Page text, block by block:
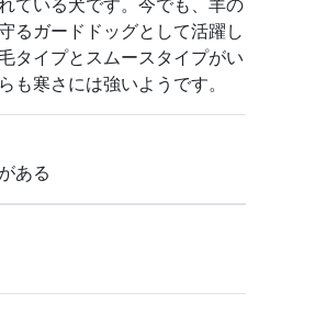
るガードドッグとして活躍し
タイプとスムースタイプがい
も寒さには強いようです。
ある